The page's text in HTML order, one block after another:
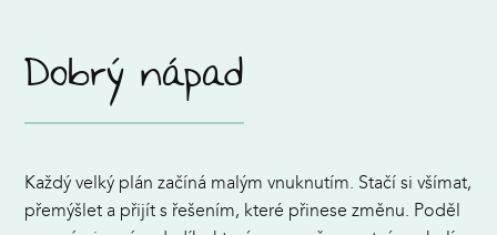
Dobrý nápad
Každý velký plán začíná malým vnuknutím. Stačí si všímat,
přemýšlet a přijít s řešením, které přinese změnu. Poděl